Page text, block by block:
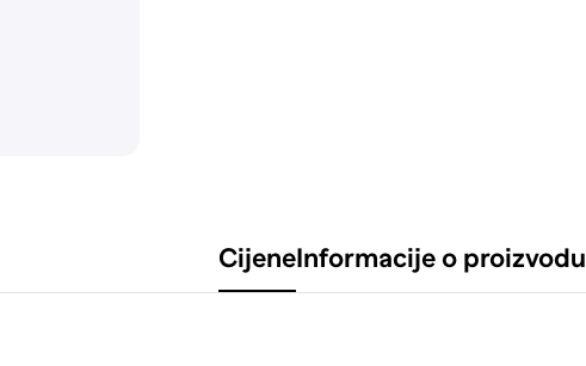
CijeneInformacije o proizvodu